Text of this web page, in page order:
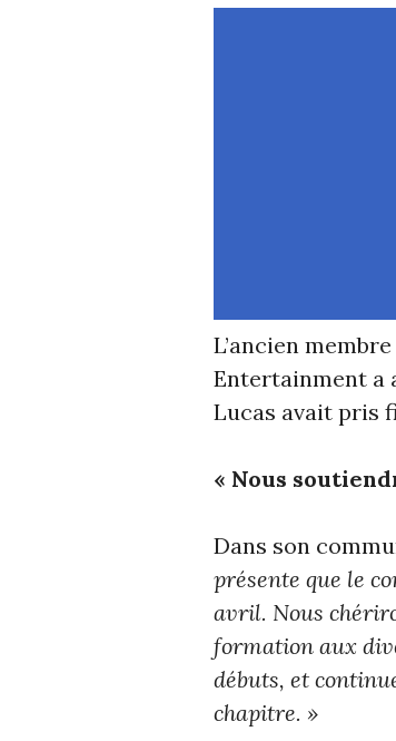
L’ancien
Entertainment a
Lucas avait pris
« Nous
Dans son
présente que le
avril. Nous
formation aux
débuts, et
chapitre. »